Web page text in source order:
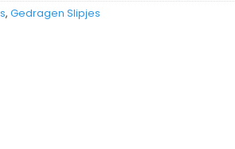
, Gedragen Slipjes